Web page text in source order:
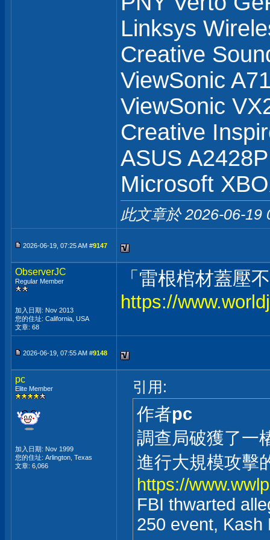
Linksys
Creative
ViewSonic
ViewSonic
Creative
ASUS
Microsoft
此文章於 2026-06-19
2026-06-19, 07:25 AM #9147
ObserverJC
Regular Member
加入日期: Nov 2013
您的住址: California, USA
文章: 68
「雷根棺材蓋壓
https://
2026-06-19, 07:55 AM #9148
pc
Elite Member
加入日期: Nov 1999
您的住址: Arlington, Texas
文章: 6,066
引用:
作者pc
調查局破獲了一
進行大規模攻擊
https://
FBI thwarted
250 event, Kash